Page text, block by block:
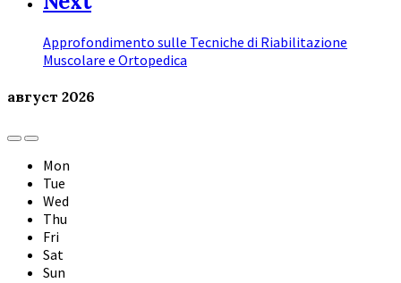
Approfondimento sulle Tecniche di Riabilitazione
Muscolare e Ortopedica
август 2026
Previous
Month
Next
Month
Mon
Tue
Wed
Thu
Fri
Sat
Sun